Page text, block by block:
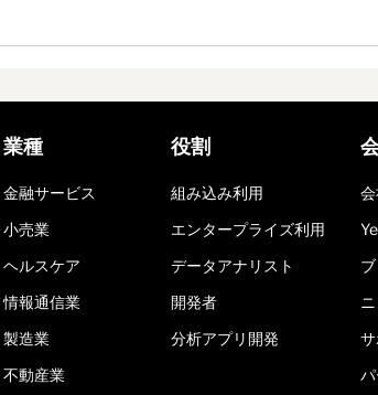
業種
金融サービス
小売業
ヘルスケア
情報通信業
製造業
不動産業
役割
組み込み利用
エンタープライズ利用
データアナリスト
開発者
分析アプリ開発